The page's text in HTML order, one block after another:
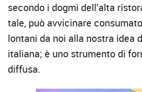
secondo i dogmi dell’alta
tale, può avvicinare
lontani da noi alla nostra idea
italiana; è uno strumento di
diffusa.